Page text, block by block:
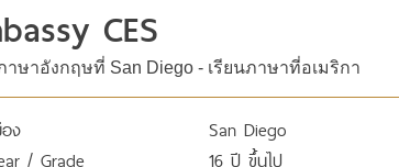
CES
าษาอังกฤษที่ San Diego - เรียนภาษาที่อเมริกา
ง
San Diego